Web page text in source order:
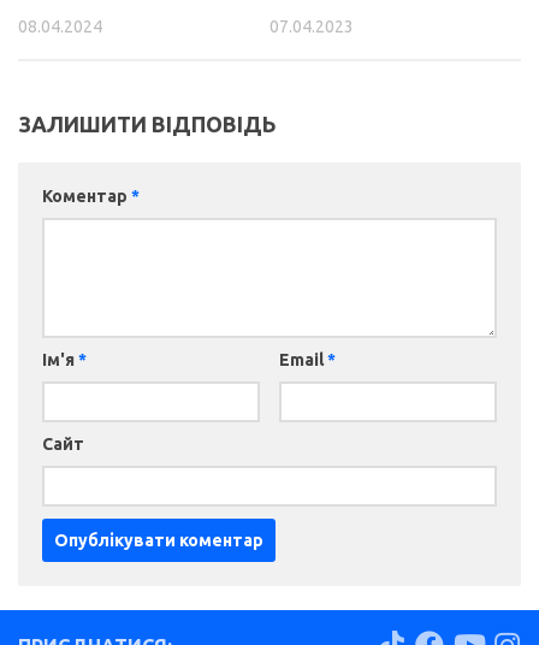
08.04.2024 07.04.2023
ЗАЛИШИТИ ВІДПОВІДЬ
Коментар *
Ім'я * Email*
Сайт